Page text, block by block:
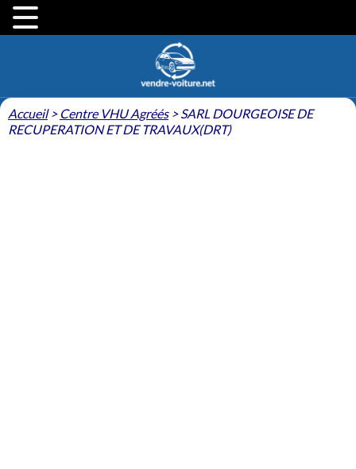
Accueil> Centre VHU Agréés>SARL DOURGEOISE DE
RECUPERATION ET DE TRAVAUX(DRT)